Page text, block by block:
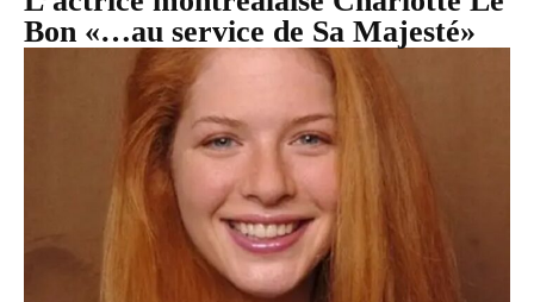
Bon «…au service de Sa Majesté»